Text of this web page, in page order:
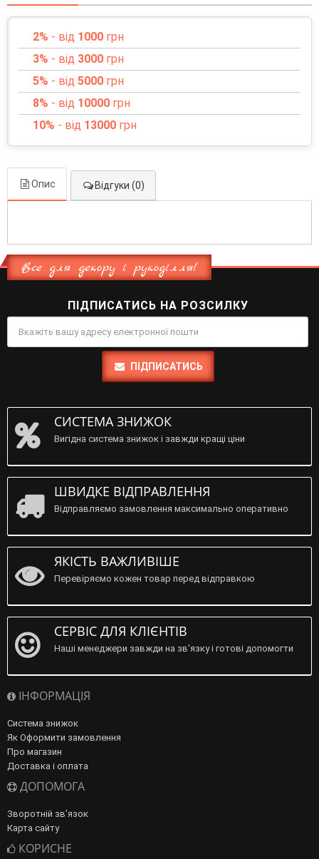
2% - від 1000 грн
3% - від 3000 грн
5% - від 5000 грн
8% - від 10000 грн
10% - від 13000 грн
Опис Відгуки (0)
Все для декору і рукоділля!
ПІДПИСАТИСЬ НА РОЗСИЛКУ
ПІДПИСАТИСЬ
СИСТЕМА ЗНИЖОК
Вигідна система знижок і завжди кращі ціни
ШВИДКЕ ВІДПРАВЛЕННЯ
Відправляємо замовлення максимально оперативно
ЯКІСТЬ ВАЖЛИВІШЕ
Перевіряємо кожен товар перед відправкою
СЕРВІС ДЛЯ КЛІЄНТІВ
Наші менеджери завжди на зв'язку і готові допомогти
ІНФОРМАЦІЯ
Система знижок
Як Оформити замовлення
Про магазин
Доставка і оплата
ДОПОМОГА
Зворотній зв’язок
Карта сайту
КОРИСНЕ